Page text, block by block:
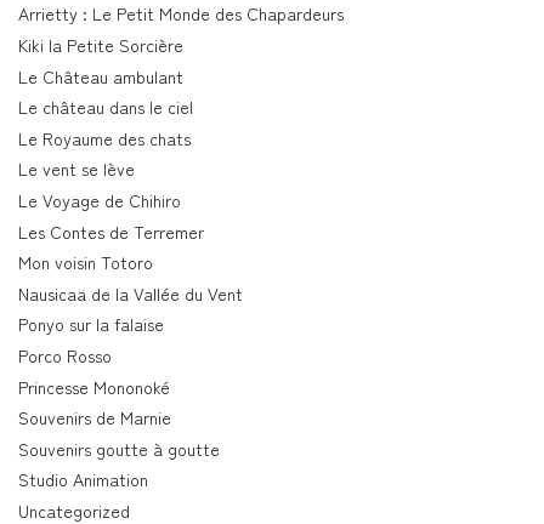
Arrietty : Le Petit Monde des Chapardeurs
Kiki la Petite Sorcière
Le Château ambulant
Le château dans le ciel
Le Royaume des chats
Le vent se lève
Le Voyage de Chihiro
Les Contes de Terremer
Mon voisin Totoro
Nausicaä de la Vallée du Vent
Ponyo sur la falaise
Porco Rosso
Princesse Mononoké
Souvenirs de Marnie
Souvenirs goutte à goutte
Studio Animation
Uncategorized